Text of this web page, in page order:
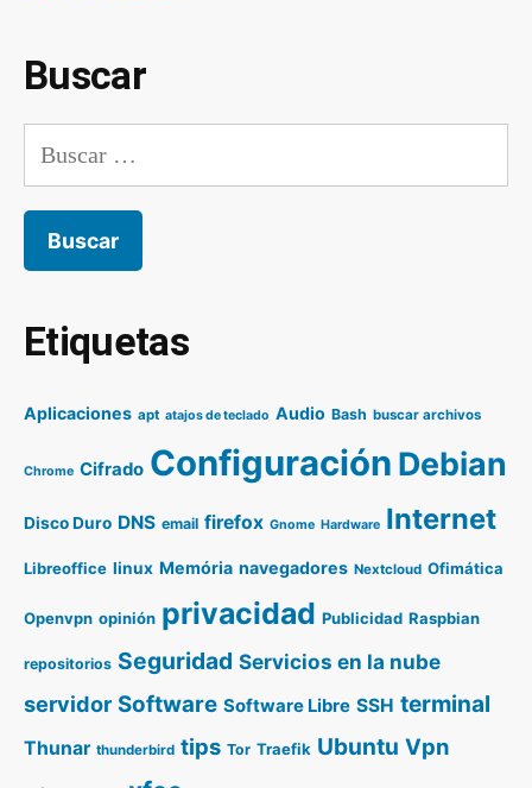
Buscar
Buscar:
Etiquetas
Aplicaciones apt atajos de teclado Audio Bash buscar archivos
Chrome Cifrado Configuración Debian
Disco Duro DNS email firefox Gnome Hardware Internet
Libreoffice linux Memória navegadores Nextcloud Ofimática
Openvpn opinión privacidad Publicidad Raspbian
repositorios Seguridad Servicios en la nube
servidor Software Software Libre SSH terminal
Thunar thunderbird tips Tor Traefik Ubuntu Vpn